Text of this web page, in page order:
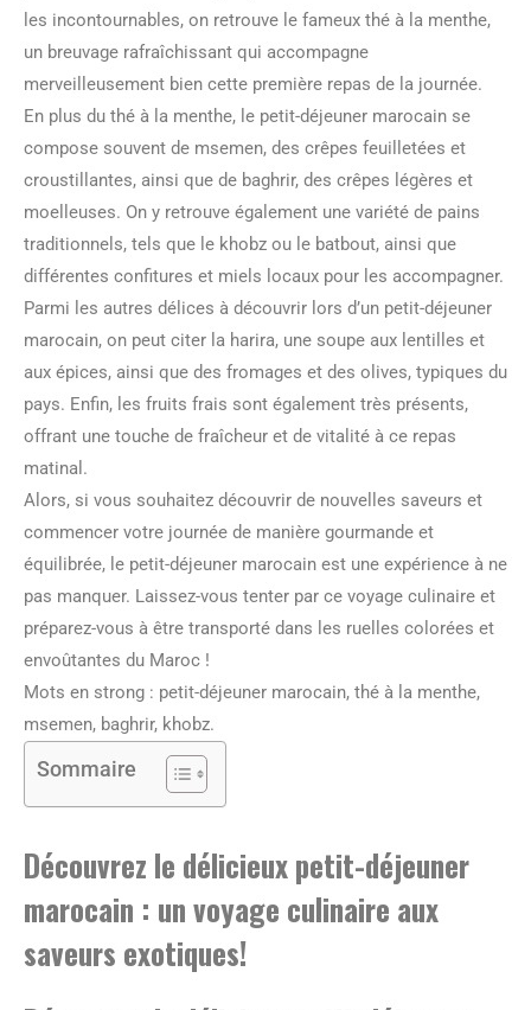
les incontournables, on retrouve le fameux thé à la menthe,
un breuvage rafraîchissant qui accompagne
merveilleusement bien cette première repas de la journée.
En plus du thé à la menthe, le petit-déjeuner marocain se
compose souvent de msemen, des crêpes feuilletées et
croustillantes, ainsi que de baghrir, des crêpes légères et
moelleuses. On y retrouve également une variété de pains
traditionnels, tels que le khobz ou le batbout, ainsi que
différentes confitures et miels locaux pour les accompagner.
Parmi les autres délices à découvrir lors d’un petit-déjeuner
marocain, on peut citer la harira, une soupe aux lentilles et
aux épices, ainsi que des fromages et des olives, typiques du
pays. Enfin, les fruits frais sont également très présents,
offrant une touche de fraîcheur et de vitalité à ce repas
matinal.
Alors, si vous souhaitez découvrir de nouvelles saveurs et
commencer votre journée de manière gourmande et
équilibrée, le petit-déjeuner marocain est une expérience à ne
pas manquer. Laissez-vous tenter par ce voyage culinaire et
préparez-vous à être transporté dans les ruelles colorées et
envoûtantes du Maroc !
Mots en strong : petit-déjeuner marocain, thé à la menthe,
msemen, baghrir, khobz.
Sommaire
Découvrez le délicieux petit-déjeuner
marocain : un voyage culinaire aux
saveurs exotiques!